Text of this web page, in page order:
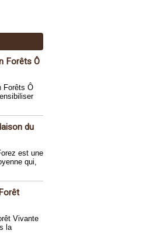
Forêts Ô
Forêts Ô
du
est une
qui,
Vivante
la